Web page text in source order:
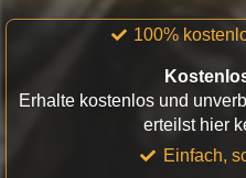
100%
Erhalte kostenlos und
erteilst hier
Einfach,